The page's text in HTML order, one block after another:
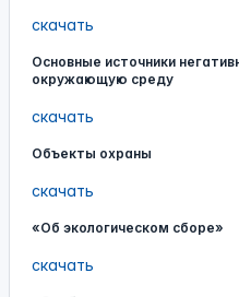
скачать
Основные источники
окружающую среду
скачать
Объекты охраны
скачать
«Об экологическом сборе»
скачать